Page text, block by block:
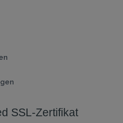
SSL-Zertifikat